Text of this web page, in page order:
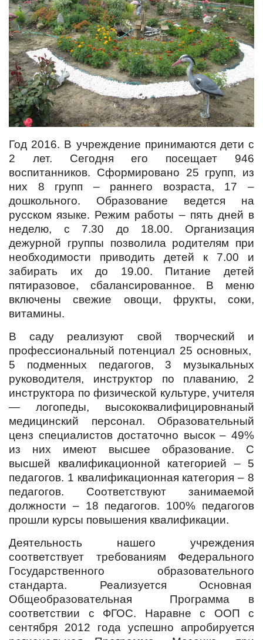
Год 2016. В учреждение принимаются дети с
2 лет. Сегодня его посещает 946
воспитанников. Сформировано 25 групп, из
них 8 групп – раннего возраста, 17 –
дошкольного. Образование ведется на
русском языке. Режим работы – пять дней в
неделю, с 7.30 до 18.00. Организация
дежурной группы позволила родителям при
необходимости приводить детей к 7.00 и
забирать их до 19.00. Питание детей
пятиразовое, сбалансированное. В меню
включены свежие овощи, фрукты, соки,
витамины.
В саду реализуют свой творческий и
профессиональный потенциал 25 основных,
5 подменных педагогов, 3 музыкальных
руководителя, инструктор по плаванию, 2
инструктора по физической культуре, учителя
— логопеды, высококвалифицировнаный
медицинский персонал. Образовательный
ценз специалистов достаточно высок – 49%
из них имеют высшее образование. С
высшей квалификационной категорией – 5
педагогов. 1 квалификационная категория – 8
педагогов. Соответствуют занимаемой
должности – 18 педагогов. 100% педагогов
прошли курсы повышения квалификации.
Деятельность нашего учреждения
соответствует требованиям Федерального
Государственного образовательного
стандарта. Реализуется Основная
Общеобразовательная Программа в
соответствии с ФГОС. Наравне с ООП с
сентября 2012 года успешно апробируется